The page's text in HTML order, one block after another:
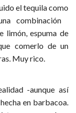
el tequila como
combinación
limón, espuma de
comerlo de un
Muy rico.
-aunque así
en barbacoa.